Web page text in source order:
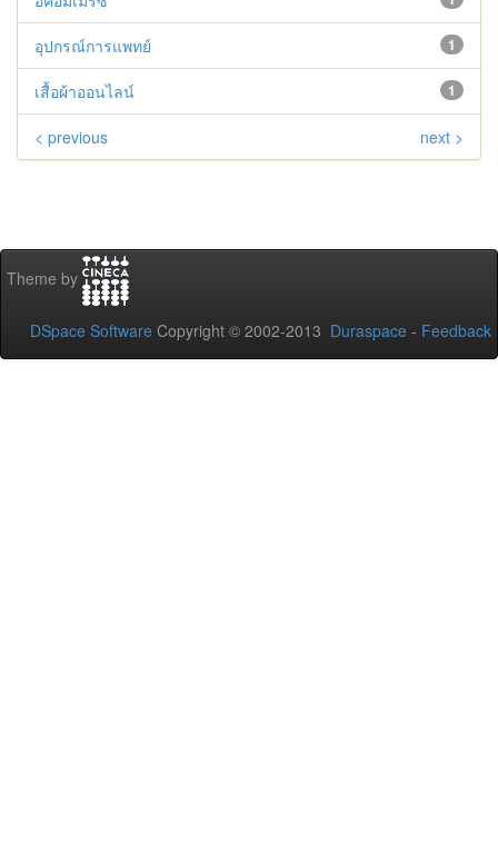
1
อุปกรณ์การแพทย์
1
เสื้อผ้าออนไลน์
< previous next >
Theme by
DSpace Software Copyright © 2002-2013 Duraspace - Feedback